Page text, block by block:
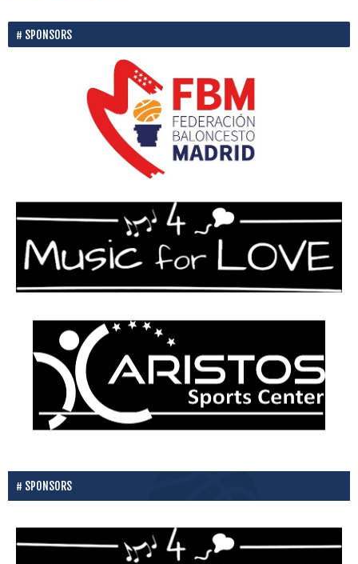
SPONSORS
SPONSORS